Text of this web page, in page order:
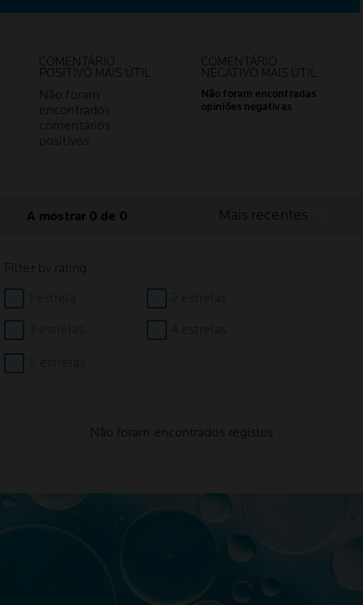
COMENTÁRIO
POSITIVO MAIS ÚTIL
Não foram
encontrados
comentários
positivos
COMENTÁRIO
NEGATIVO MAIS ÚTIL
Não foram encontradas
opiniões negativas
A mostrar 0 de 0 Mais recentes
Filter by rating
Não foram encontrados registos